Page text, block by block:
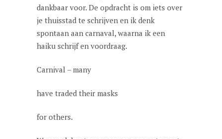
dankbaar voor. De opdracht is om iets over
je thuisstad te schrijven en ik denk
spontaan aan carnaval, waarna ik een
haiku schrijf en voordraag.
Carnival – many
have traded their masks
for others.